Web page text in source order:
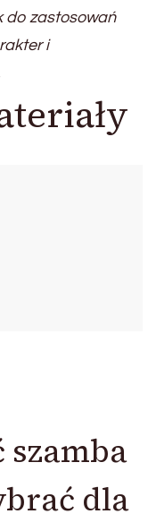
do zastosowań
i
szamba
dla